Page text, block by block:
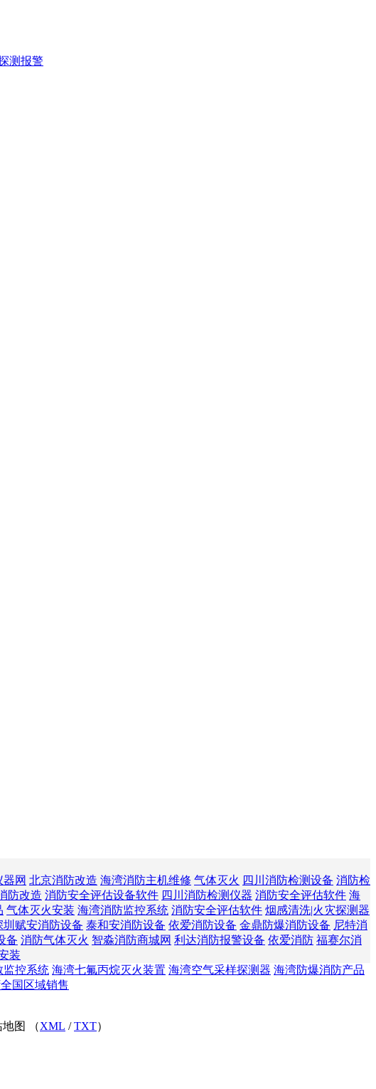
测报警
网 北京消防改造 海湾消防主机维修 气体灭火 四川消防检测设备 消防检
防改造 消防安全评估设备软件 四川消防检测仪器 消防安全评估软件 海
气体灭火安装 海湾消防监控系统 消防安全评估软件 烟感清洗|火灾探测器
圳赋安消防设备 泰和安消防设备 依爱消防设备 金鼎防爆消防设备 尼特消
备 消防气体灭火 智淼消防商城网 利达消防报警设备 依爱消防 福赛尔消
装
监控系统 海湾七氟丙烷灭火装置 海湾空气采样探测器 海湾防爆消防产品
国区域销售
图 （XML /TXT）